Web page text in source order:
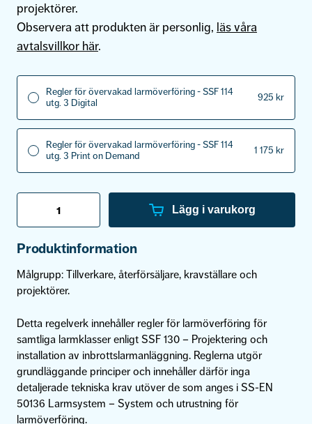
projektörer.
Observera att produkten är personlig, läs våra
avtalsvillkor här.
Regler för övervakad larmöverföring - SSF 114
utg. 3 Digital
925 kr
Regler för övervakad larmöverföring - SSF 114
utg. 3 Print on Demand
1 175 kr
Regler
larmöverföring
-
SSF
utg.
3
mängd
Lägg i varukorg
Produktinformation
Målgrupp: Tillverkare, återförsäljare, kravställare och
projektörer.
Detta regelverk innehåller regler för larmöverföring för
samtliga larmklasser enligt SSF 130 – Projektering och
installation av inbrottslarmanläggning. Reglerna utgör
grundläggande principer och innehåller därför inga
detaljerade tekniska krav utöver de som anges i SS-EN
50136 Larmsystem – System och utrustning för
larmöverföring.